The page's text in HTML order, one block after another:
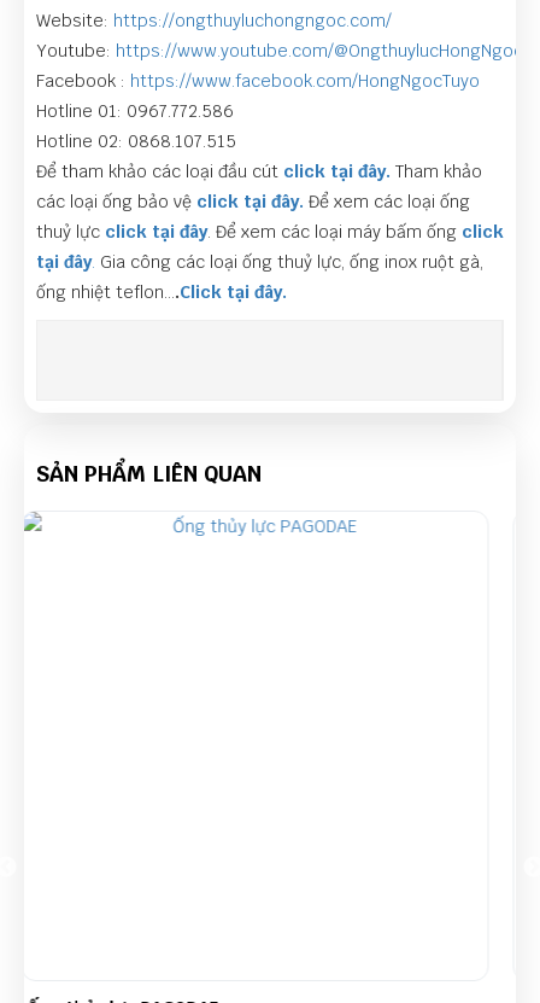
Website: https://ongthuyluchongngoc.com/
Youtube: https://www.youtube.com/@OngthuylucHongNgoc
Facebook : https://www.facebook.com/HongNgocTuyo
Hotline 01: 0967.772.586
Hotline 02: 0868.107.515
Để tham khảo các loại đầu cút click tại đây. Tham khảo
các loại ống bảo vệ click tại đây. Để xem các loại ống
thuỷ lực click tại đây. Để xem các loại máy bấm ống click
tại đây. Gia công các loại ống thuỷ lực, ống inox ruột gà,
ống nhiệt teflon….Click tại đây.
SẢN PHẨM LIÊN QUAN